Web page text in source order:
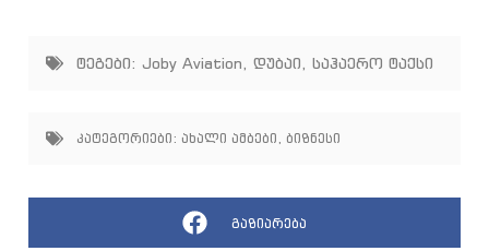
ტეგები: Joby Aviation, დუბაი, საჰაერო ტაქსი
კატეგორიები: ახალი ამბები , ბიზნესი
გაზიარება